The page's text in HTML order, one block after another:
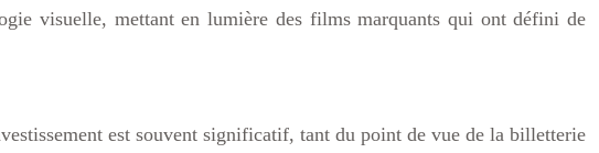
visuelle, mettant en lumière des films marquants qui ont défini de
est souvent significatif, tant du point de vue de la billetterie